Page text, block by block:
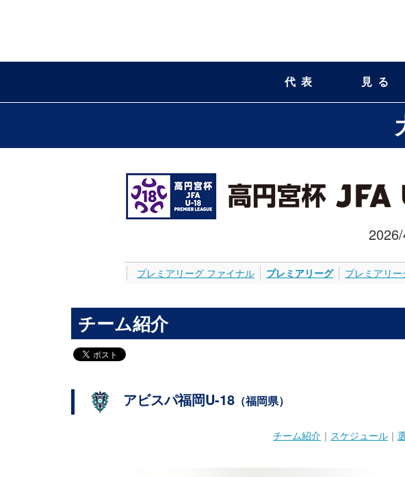
代表 見る
プレミアリーグ ファイナル プレミアリーグ プレミアリ
チーム紹介
アビスパ福岡U-18 （福岡県）
チーム紹介 ｜ スケジュール ｜